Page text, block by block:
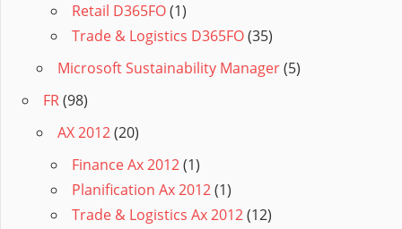
Retail D365FO(1)
Trade & Logistics D365FO(35)
Microsoft Sustainability Manager(5)
FR(98)
AX 2012(20)
Finance Ax 2012(1)
Planification Ax 2012(1)
Trade & Logistics Ax 2012(12)